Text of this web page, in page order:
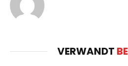
VERWANDT